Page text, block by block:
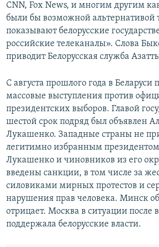
CNN, Fox News, и многим другим
были бы возможной альтернативой
показывают белорусские
российские телеканалы». Слова
приводит Белорусская служба
С августа прошлого года в Беларуси
массовые выступления против
президентских выборов. Главой
шестой срок подряд был объявлен
Лукашенко. Западные страны не
легитимно избранным
Лукашенко и чиновников из его
введены санкции, в том числе за
силовиками мирных протестов и
нарушения прав человека. Минск
отрицает. Москва в ситуации после
поддержала белорусские власти.